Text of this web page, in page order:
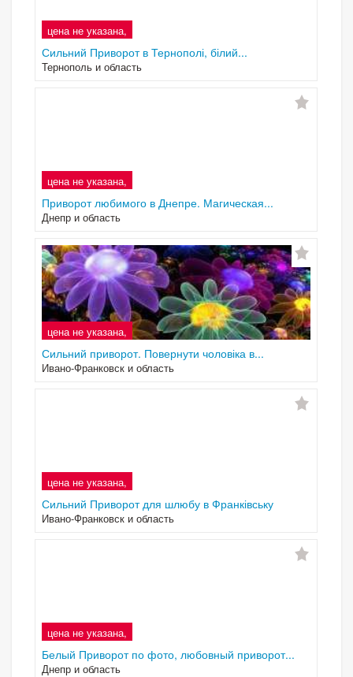
цена не указана,
Сильний Приворот в Тернополі, білий...
Тернополь и область
цена не указана,
Приворот любимого в Днепре. Магическая...
Днепр и область
цена не указана,
Сильний приворот. Повернути чоловіка в...
Ивано-Франковск и область
цена не указана,
Сильний Приворот для шлюбу в Франківську
Ивано-Франковск и область
цена не указана,
Белый Приворот по фото, любовный приворот...
Днепр и область